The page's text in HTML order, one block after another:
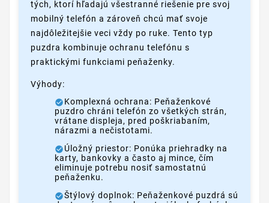
tých, ktorí hľadajú všestranné riešenie pre svoj
mobilný telefón a zároveň chcú mať svoje
najdôležitejšie veci vždy po ruke. Tento typ
puzdra kombinuje ochranu telefónu s
praktickými funkciami peňaženky.
Výhody:
Komplexná ochrana: Peňaženkové
puzdro chráni telefón zo všetkých strán,
vrátane displeja, pred poškriabaním,
nárazmi a nečistotami.
Úložný priestor: Ponúka priehradky na
karty, bankovky a často aj mince, čím
eliminuje potrebu nosiť samostatnú
peňaženku.
Štýlový doplnok: Peňaženkové puzdrá sú